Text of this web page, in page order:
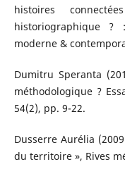
histoires
historiographique ?
moderne &
Dumitru Speranta
méthodologique ?
54(2), pp. 9-22.
Dusserre Aurélia
du territoire », Rives